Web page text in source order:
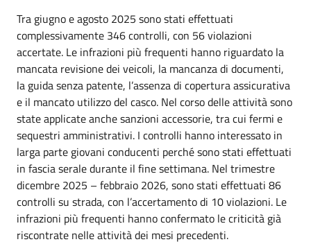
Tra giugno e agosto 2025 sono stati effettuati
complessivamente 346 controlli, con 56 violazioni
accertate. Le infrazioni più frequenti hanno riguardato la
mancata revisione dei veicoli, la mancanza di documenti,
la guida senza patente, l’assenza di copertura assicurativa
e il mancato utilizzo del casco. Nel corso delle attività sono
state applicate anche sanzioni accessorie, tra cui fermi e
sequestri amministrativi. I controlli hanno interessato in
larga parte giovani conducenti perché sono stati effettuati
in fascia serale durante il fine settimana. Nel trimestre
dicembre 2025 – febbraio 2026, sono stati effettuati 86
controlli su strada, con l’accertamento di 10 violazioni. Le
infrazioni più frequenti hanno confermato le criticità già
riscontrate nelle attività dei mesi precedenti.